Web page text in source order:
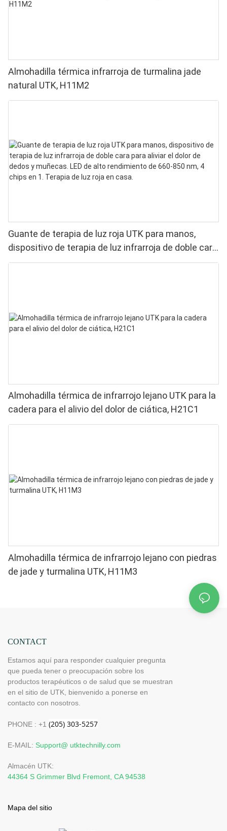
Almohadilla térmica infrarroja de turmalina jade
natural UTK, H11M2
Guante de terapia de luz roja UTK para manos,
dispositivo de terapia de luz infrarroja de doble cara
para aliviar el dolor de dedos y muñecas. LED de
Almohadilla térmica de infrarrojo lejano UTK para la
cadera para el alivio del dolor de ciática, H21C1
Almohadilla térmica de infrarrojo lejano con piedras
de jade y turmalina UTK, H11M3
CONTACT
Estamos aquí para responder cualquier pregunta
que pueda tener o preocupación sobre los
productos terapéuticos o de salud que se muestran
en el sitio de UTK, bienvenido a ponerse en
contacto con nosotros.
PHONE : +1
E-MAIL: Support@ utktechnilly.com
Almacén UTK:
44364 S Grimmer Blvd Fremont, CA 94538
Mapa del sitio